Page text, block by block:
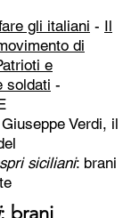
gli italiani - Il
di
e
soldati -
Verdi, il
siciliani: brani
: brani